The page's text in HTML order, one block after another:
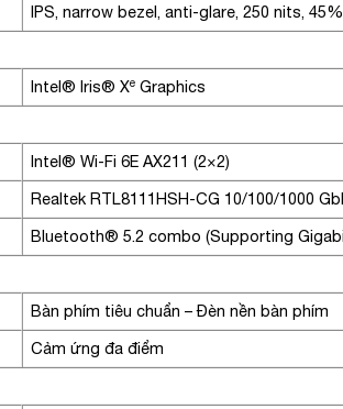
IPS, narrow bezel, anti-glare, 250 nits,
Intel® Iris® Xᵉ Graphics
Intel® Wi-Fi 6E AX211 (2×2)
Realtek RTL8111HSH-CG 10/100/1000
Bluetooth® 5.2 combo (Supporting
Bàn phím tiêu chuẩn – Đèn nền bàn phím
Cảm ứng đa điểm